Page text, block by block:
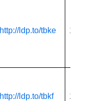
http://ldp.to/tbke 18
http://ldp.to/tbkf 15